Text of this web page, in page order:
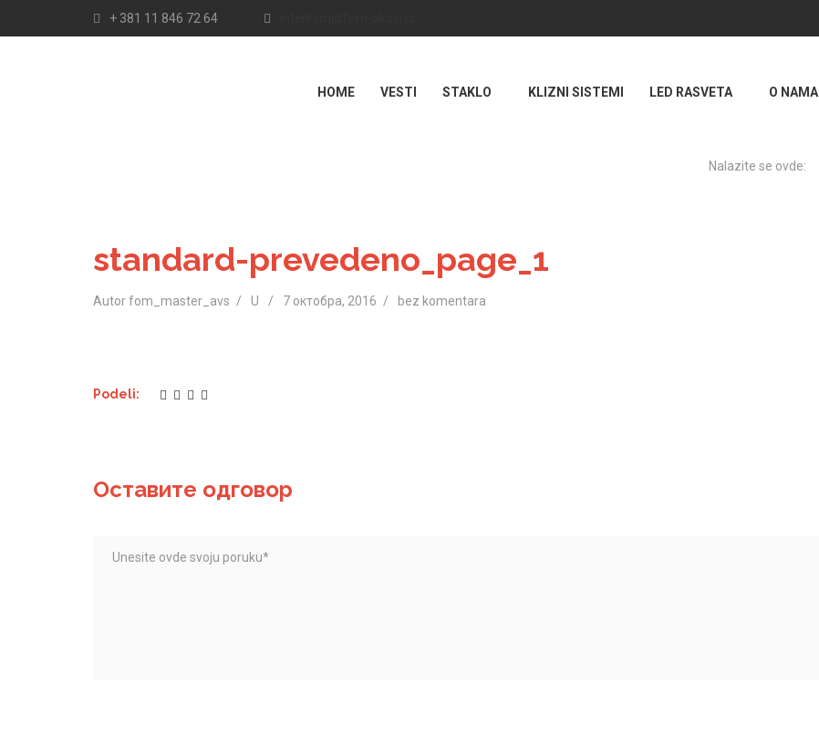
+ 381 11 846 72 64
HOME VESTI STAKLO KLIZNI SISTEMI LED RASVETA O NAMA
Nalazite se ovde:
standard-prevedeno_page_1
Autor fom_master_avs U 7 октобра, 2016 bez komentara
Podeli:
Оставите одговор